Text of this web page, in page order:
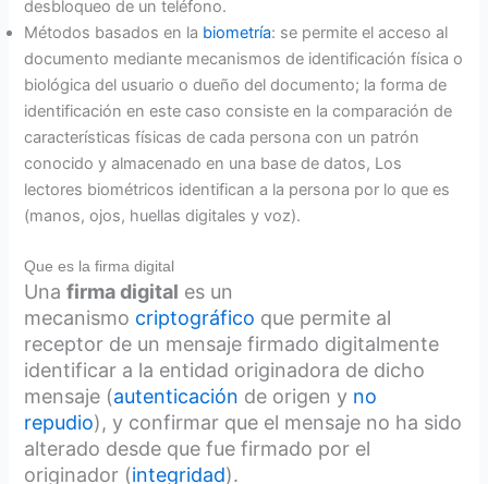
desbloqueo de un teléfono.
Métodos basados en la biometría: se permite el acceso al
documento mediante mecanismos de identificación física o
biológica del usuario o dueño del documento; la forma de
identificación en este caso consiste en la comparación de
características físicas de cada persona con un patrón
conocido y almacenado en una base de datos, Los
lectores biométricos identifican a la persona por lo que es
(manos, ojos, huellas digitales y voz).
Que es la firma digital
Unafirma digital es un
mecanismo criptográfico que permite al
receptor de un mensaje firmado digitalmente
identificar a la entidad originadora de dicho
mensaje (autenticación de origen y no
repudio), y confirmar que el mensaje no ha sido
alterado desde que fue firmado por el
originador (integridad).